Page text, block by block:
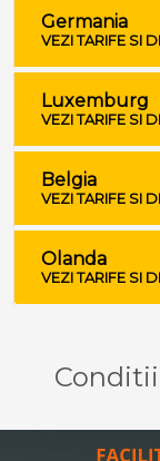
Germania
VEZI TARIFE SI
Luxemburg
VEZI TARIFE SI
Belgia
VEZI TARIFE SI
Olanda
VEZI TARIFE SI